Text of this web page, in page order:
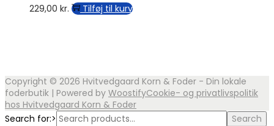
229,00 kr. Tilføj til kurv
Copyright © 2026 Hvitvedgaard Korn & Foder - Din lokale
foderbutik | Powered by WoostifyCookie- og privatlivspolitik
hos Hvitvedgaard Korn & Foder
Search for:>
Search